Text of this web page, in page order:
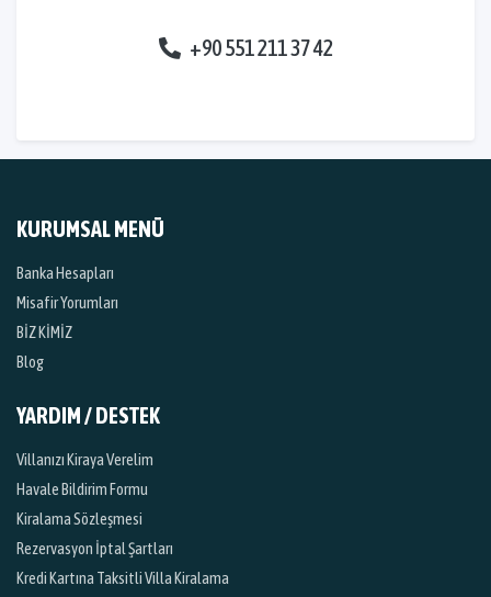
+90 551 211 37 42
KURUMSAL MENÜ
Banka Hesapları
Misafir Yorumları
BİZ KİMİZ
Blog
YARDIM / DESTEK
Villanızı Kiraya Verelim
Havale Bildirim Formu
Kiralama Sözleşmesi
Rezervasyon İptal Şartları
Kredi Kartına Taksitli Villa Kiralama